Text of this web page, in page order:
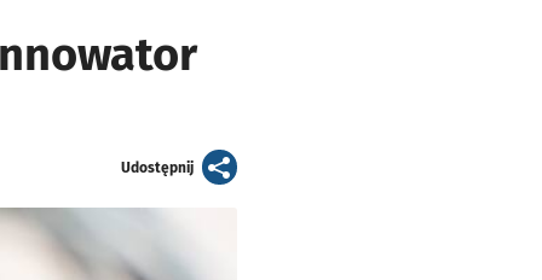
Udostępnijartykuł